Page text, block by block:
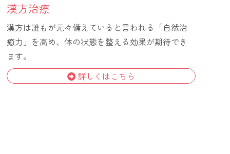
漢方治療
漢方は誰もが元々備えていると言われる「自然治
癒力」を高め、体の状態を整える効果が期待でき
ます。
詳しくはこちら